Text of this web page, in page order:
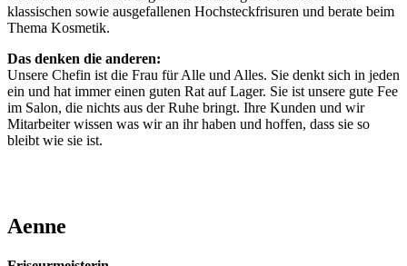
klassischen sowie ausgefallenen Hochsteckfrisuren und berate beim
Thema Kosmetik.
Das denken die anderen:
Unsere Chefin ist die Frau für Alle und Alles. Sie denkt sich in jeden
ein und hat immer einen guten Rat auf Lager. Sie ist unsere gute Fee
im Salon, die nichts aus der Ruhe bringt. Ihre Kunden und wir
Mitarbeiter wissen was wir an ihr haben und hoffen, dass sie so
bleibt wie sie ist.
Aenne